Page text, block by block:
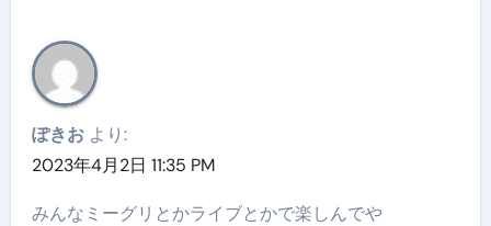
ぽきお より:
2023年4月2日 11:35 PM
みんなミーグリとかライブとかで楽しんでや